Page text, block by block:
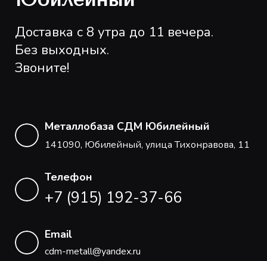
Доставка с 8 утра до 11 вечера.
Без выходных.
Звоните!
Металлобаза СДМ Юбилейный
141090, Юбилейный, улица Тихонравова, 11
Телефон
+7 (915) 192-37-66
Email
cdm-metall@yandex.ru